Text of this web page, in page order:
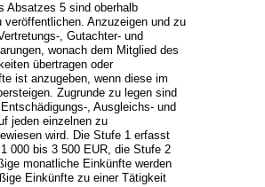
Absatzes 5 sind oberhalb
Anzuzeigen und zu
, Gutachter- und
wonach dem Mitglied des
übertragen oder
ist anzugeben, wenn diese im
Zugrunde zu legen sind
, Ausgleichs- und
jeden einzelnen zu
wird. Die Stufe 1 erfasst
000 bis 3 500 EUR, die Stufe 2
monatliche Einkünfte werden
Einkünfte zu einer Tätigkeit